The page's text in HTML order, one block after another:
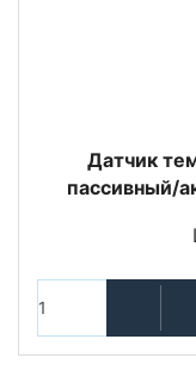
Датчик
пассивный/